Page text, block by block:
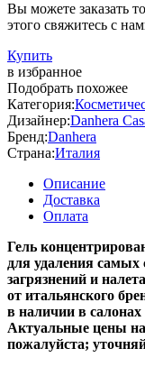
Вы можете заказать
этого свяжитесь с
Купить
в избранное
Подобрать похожее
Категория:
Дизайнер:Danhera
Бренд:Danhera
Страна:Италия
Описание
Доставка
Оплата
Гель
для удаления самых
загрязнений и
от итальянского
в наличии в
Актуальные цены
пожалуйста;